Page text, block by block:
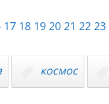
17 18 19 20 21 22 23
космос